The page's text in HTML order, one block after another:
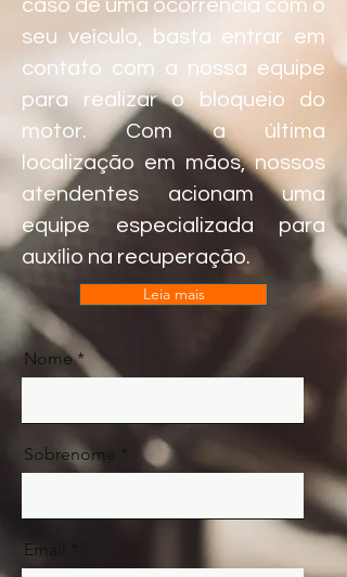
caso de uma ocorrência com o
seu veículo, basta entrar em
contato com a nossa equipe
para realizar o bloqueio do
motor. Com a última
localização em mãos, nossos
atendentes acionam uma
equipe especializada para
auxílio na recuperação.
Leia mais
Nome
Sobrenome
Email